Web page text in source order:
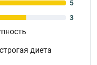
5
3
диета